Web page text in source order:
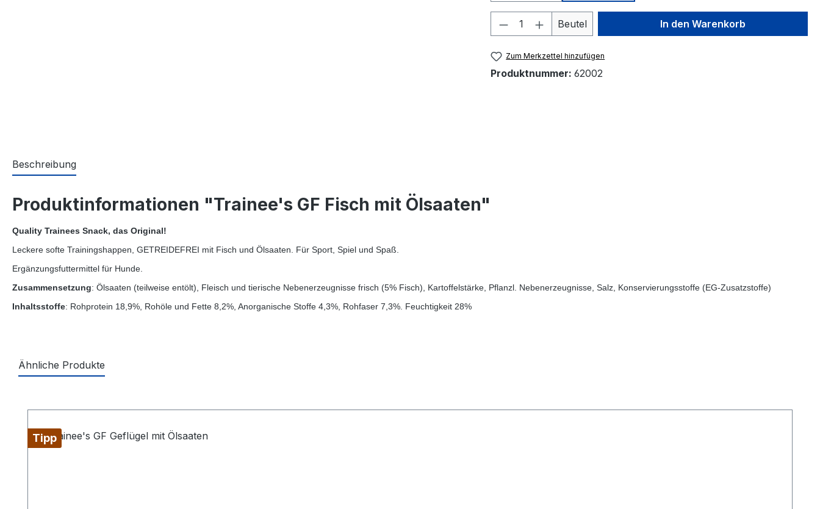
Produkt Anzahl: Gib den gewünschten Wert
Beutel In den Warenkorb
Zum Merkzettel hinzufügen
Produktnummer: 62002
Beschreibung
Produktinformationen "Trainee's GF Fisch mit Ölsaaten"
Quality Trainees Snack, das Original!
Leckere softe Trainingshappen, GETREIDEFREI mit Fisch und Ölsaaten. Für Sport, Spiel und Spaß.
Ergänzungsfuttermittel für Hunde.
Zusammensetzung: Ölsaaten (teilweise entölt), Fleisch und tierische Nebenerzeugnisse frisch (5% Fisch), Kartoffelstärke, Pflanzl. Nebenerzeugnisse, Salz, Konservierungsstoffe (EG-Zusatzstoffe)
Inhaltsstoffe: Rohprotein 18,9%, Rohöle und Fette 8,2%, Anorganische Stoffe 4,3%, Rohfaser 7,3%. Feuchtigkeit 28%
Ähnliche Produkte
Tipp